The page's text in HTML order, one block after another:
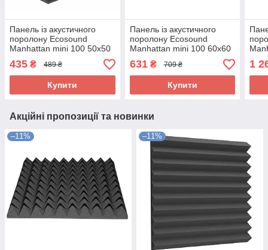
Панель із акустичного
поролону Ecosound
Manhattan mini 100 50х50
см Чорний графіт
435 ₴ 489 ₴
Купити
Панель із акустичного
поролону Ecosound
Manhattan mini 100 60х60
см Чорний графіт
631₴ 709 ₴
Купити
1
Акційні пропозиції та новинки
–11% –11%